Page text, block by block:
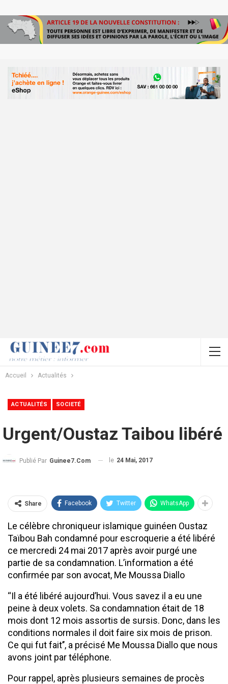
Accueil Actualités
ACTUALITÉS SOCIETÉ
Urgent/Oustaz Taibou libéré
Publié Par Guinee7.com le 24 Mai, 2017
Share Facebook Twitter WhatsApp
Le célèbre chroniqueur islamique guinéen Oustaz
Taïbou Bah condamné pour escroquerie a été libéré
ce mercredi 24 mai 2017 après avoir purgé une
partie de sa condamnation. L’information a été
confirmée par son avocat, Me Moussa Diallo
‘‘Il a été libéré aujourd’hui. Vous savez il a eu une
peine à deux volets. Sa condamnation était de 18
mois dont 12 mois assortis de sursis. Donc, dans les
conditions normales il doit faire six mois de prison.
Ce qui fut fait’’, a précisé Me Moussa Diallo que nous
avons joint par téléphone.
Pour rappel, après plusieurs semaines de procès